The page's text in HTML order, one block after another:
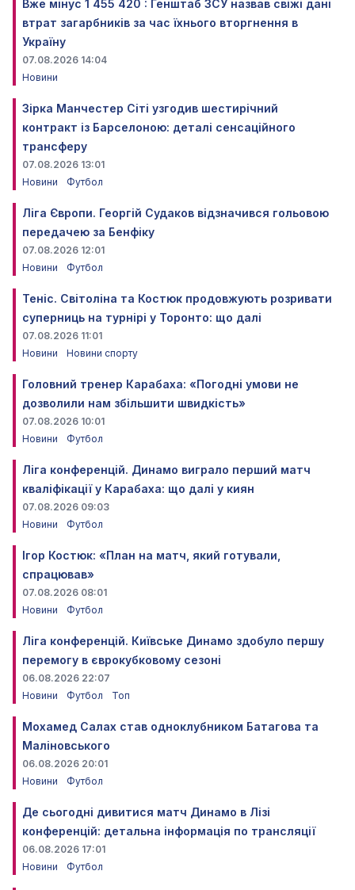
Вже мінус 1 455 420 : Генштаб ЗСУ назвав свіжі дані
втрат загарбників за час їхнього вторгнення в
Україну
07.08.2026 14:04
Новини
Зірка Манчестер Сіті узгодив шестирічний
контракт із Барселоною: деталі сенсаційного
трансферу
07.08.2026 13:01
Новини
Футбол
Ліга Європи. Георгій Судаков відзначився гольовою
передачею за Бенфіку
07.08.2026 12:01
Новини
Футбол
Теніс. Світоліна та Костюк продовжують розривати
суперниць на турнірі у Торонто: що далі
07.08.2026 11:01
Новини
Новини спорту
Головний тренер Карабаха: «Погодні умови не
дозволили нам збільшити швидкість»
07.08.2026 10:01
Новини
Футбол
Ліга конференцій. Динамо виграло перший матч
кваліфікації у Карабаха: що далі у киян
07.08.2026 09:03
Новини
Футбол
Ігор Костюк: «План на матч, який готували,
спрацював»
07.08.2026 08:01
Новини
Футбол
Ліга конференцій. Київське Динамо здобуло першу
перемогу в єврокубковому сезоні
06.08.2026 22:07
Новини
Футбол Топ
Мохамед Салах став одноклубником Батагова та
Маліновського
06.08.2026 20:01
Новини
Футбол
Де сьогодні дивитися матч Динамо в Лізі
конференцій: детальна інформація по трансляції
06.08.2026 17:01
Новини
Футбол